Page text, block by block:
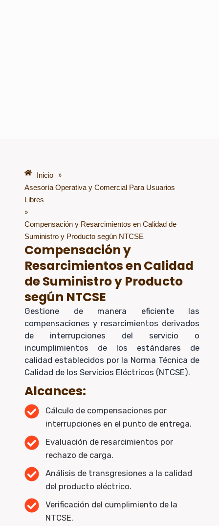
Inicio »
Asesoría Operativa y Comercial Para Usuarios
Libres
»
Compensación y Resarcimientos en Calidad de
Suministro y Producto según NTCSE
Compensación y
Resarcimientos en Calidad
de Suministro y Producto
según NTCSE
Gestione de manera eficiente las
compensaciones y resarcimientos derivados
de interrupciones del servicio o
incumplimientos de los estándares de
calidad establecidos por la Norma Técnica de
Calidad de los Servicios Eléctricos (NTCSE).
Alcances:
Cálculo de compensaciones por
interrupciones en el punto de entrega.
Evaluación de resarcimientos por
rechazo de carga.
Análisis de transgresiones a la calidad
del producto eléctrico.
Verificación del cumplimiento de la
NTCSE.